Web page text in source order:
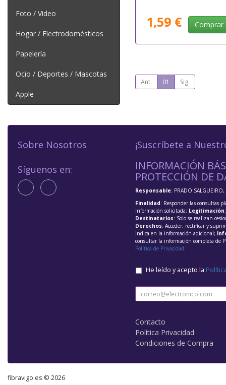
Foto / Video
Hogar / Electrodomésticos
Papelería
Ocio / Deportes / Mascotas
Apple
1,59 € Comprar
Ant. 01 Sig.
Sobre Nosotros
Síguenos en:
¡Suscríbete a
INFORMACIÓN
PROTECCIÓN DE
Responsable: PRADO SALGUEIRO,
Finalidad: Responder las consultas
información solicitada; Legitimación
Destinatarios: Solo se realizan
Derechos: Acceder, rectificar y
indica en la información adicional;
consultar la información completa de
Política de Privacidad.
He leído y acepto la
Contacto
Política Privacidad
Condiciones de Compra
fibravigo.es © 2026